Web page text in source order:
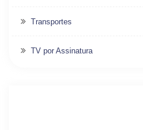
Transportes
TV por Assinatura